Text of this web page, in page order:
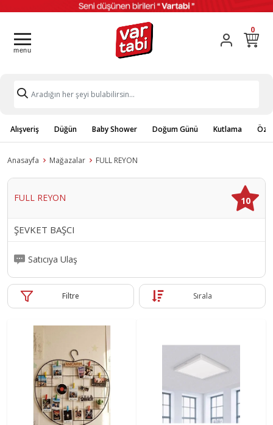
0
Alışveriş Düğün Baby Shower Doğum Günü Kutlama
Anasayfa Mağazalar FULL REYON
FULL REYON 10
ŞEVKET BAŞCI
Satıcıya Ulaş
Filtre Sırala